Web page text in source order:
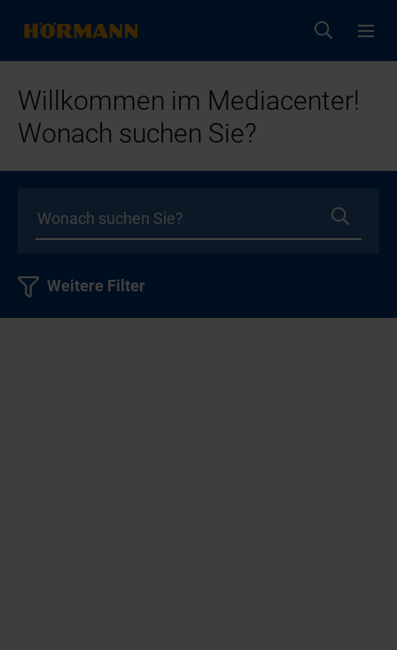
Willkommen im Mediacenter!
Wonach suchen Sie?
Weitere Filter